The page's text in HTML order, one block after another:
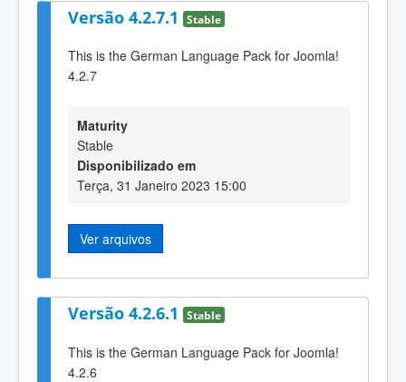
Versão 4.2.7.1 Stable
This is the German Language Pack for Joomla!
4.2.7
Maturity
Stable
Disponibilizado em
Terça, 31 Janeiro 2023 15:00
Ver arquivos
Versão 4.2.6.1 Stable
This is the German Language Pack for Joomla!
4.2.6